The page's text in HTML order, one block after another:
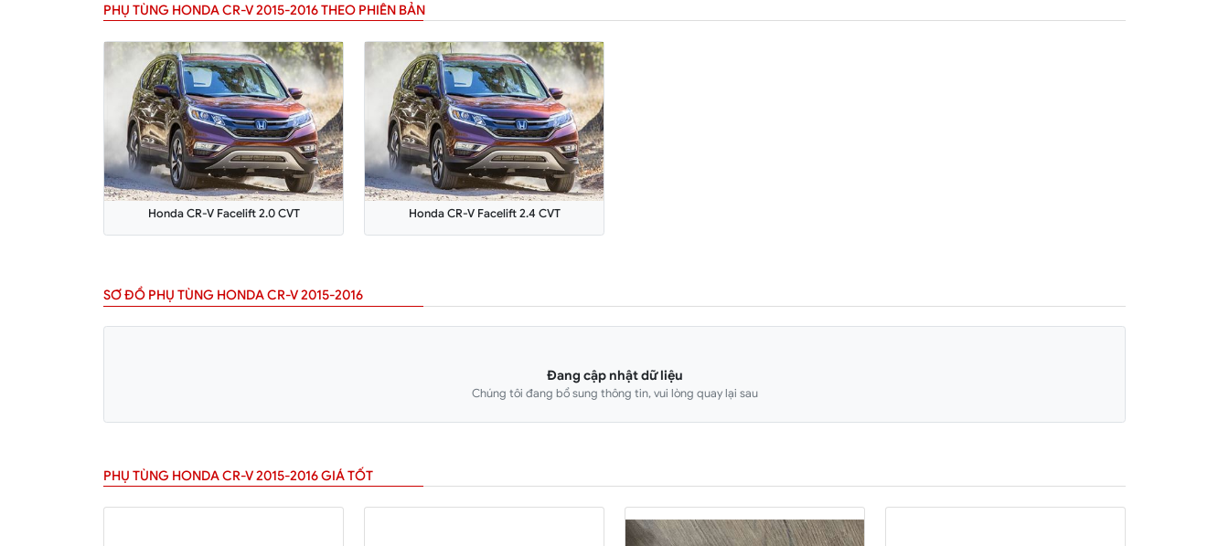
PHỤ TÙNG HONDA CR-V 2015-2016 THEO PHIÊN BẢN
Honda CR-V Facelift 2.0 CVT Honda CR-V Facelift 2.4 CVT
SƠ ĐỒ PHỤ TÙNG HONDA CR-V 2015-2016
Đang cập nhật dữ liệu
Chúng tôi đang bổ sung thông tin, vui lòng quay lại sau
PHỤ TÙNG HONDA CR-V 2015-2016 GIÁ TỐT